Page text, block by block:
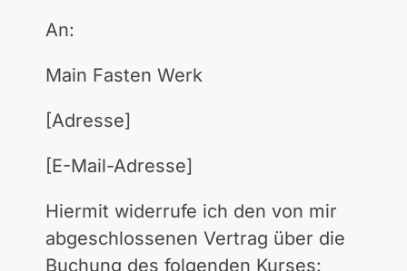
An:
Main Fasten Werk
[Adresse]
[E-Mail-Adresse]
Hiermit widerrufe ich den von mir
abgeschlossenen Vertrag über die
Buchung des folgenden Kurses: